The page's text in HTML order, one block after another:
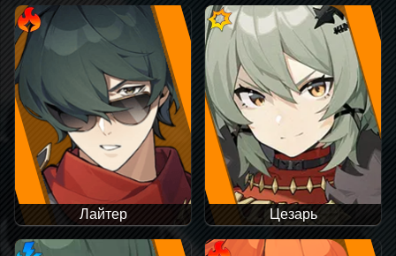
Лайтер Цезарь